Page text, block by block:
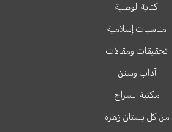
كتابة الوصية
مناسبات إسلامية
تحقيقات ومقالات
آداب وسنن
مكتبة السراج
من كل بستان زهرة